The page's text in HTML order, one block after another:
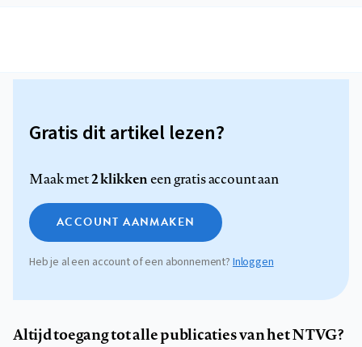
Gratis dit artikel lezen?
Maak met2 klikkeneen gratis account aan
ACCOUNT AANMAKEN
Heb je al een account of een abonnement? Inloggen
Altijd toegang tot alle publicaties van het NTVG?